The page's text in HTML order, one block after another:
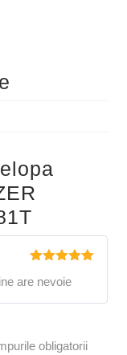
5 din 5
are nevoie
obligatorii